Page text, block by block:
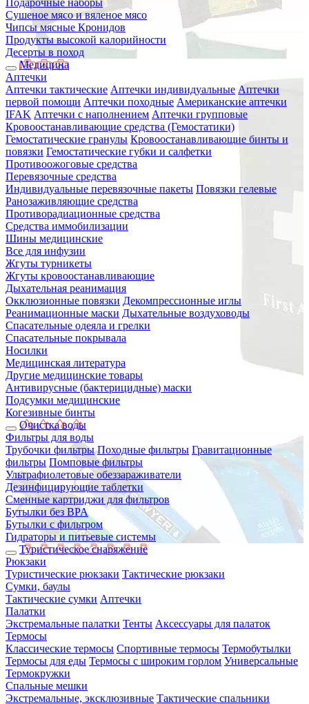
Подарочные наборы
Сушеное мясо и вяленое мясо
Чипсы мясные Кронидов
Продукты высокой калорийности
Десерты в поход
Медицина
Аптечки
Аптечки тактические Аптечки индивидуальные Аптечки
первой помощи Аптечки походные Американские аптечки
IFAK Аптечки с наполнением Аптечки групповые
Кровоостанавливающие средства (Гемостатики)
Гемостатические гранулы Кровоостанавливающие бинты и
повязки Гемостатические губки и салфетки
Противоожоговые средства
Перевязочные средства
Индивидуальные перевязочные пакеты Повязки гелевые
Ранозаживляющие средства
Противорадиационные средства
Средства иммобилизации
Шины медицинские
Все для инфузии
Жгуты турникеты
Жгуты кровоостанавливающие
Дыхательная реанимация
Окклюзионные повязки Декомпрессионные иглы
Реанимационные маски Дыхательные воздуховоды
Спасательные одеяла и грелки
Спасательные покрывала
Носилки
Медицинская литература
Другие медицинские товары
Антивирусные (бактерицидные) маски
Подсумки медицинские
Когезивные бинты
Очистка воды
Фильтры для воды
Трубочки фильтры Походные фильтры Гравитационные
фильтры Помповые фильтры
Ультрафиолетовые обеззараживатели
Дезинфицирующие таблетки
Сменные картриджи для фильтров
Бутылки без BPA
Бутылки с фильтром
Гидраторы и питьевые системы
Туристическое снаряжение
Рюкзаки
Туристические рюкзаки Тактические рюкзаки
Сумки, баулы
Тактические сумки Аптечки
Палатки
Экстремальные палатки Тенты Аксессуары для палаток
Термосы
Классические термосы Спортивные термосы Термобутылки
Термосы для еды Термосы с широким горлом Универсальные
Термокружки
Спальные мешки
Экстремальные, эксклюзивные Тактические спальники